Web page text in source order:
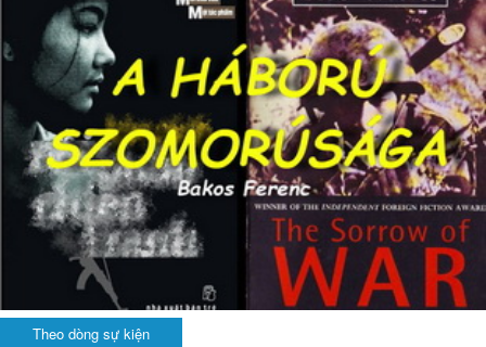
Theo dòng sự kiện